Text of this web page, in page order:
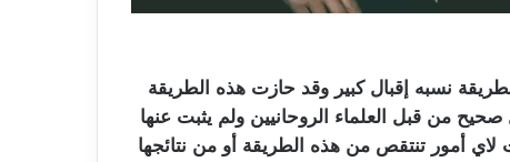
نسبه إقبال كبير وقد حازت هذه الطريقة
من قبل العلماء الروحانيين ولم يثبت عنها
لاي أمور تنتقص من هذه الطريقة أو من نتائجها